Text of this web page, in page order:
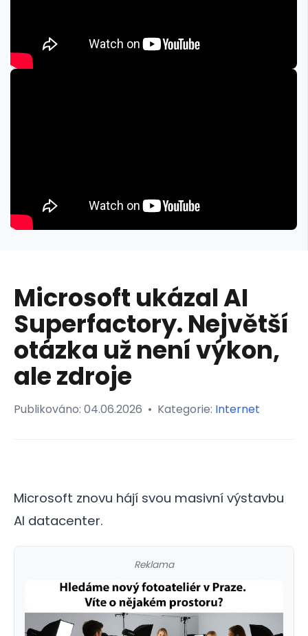
Microsoft ukázal AI
Superfactory. Největší
otázka už není výkon,
ale zdroje
Publikováno: 04.06.2026 • Kategorie: Internet
Microsoft znovu hájí svou masivní výstavbu
AI datacenter.
Reklama